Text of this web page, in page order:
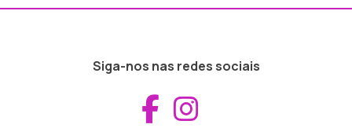
Siga-nos nas redes sociais
Aceder ao